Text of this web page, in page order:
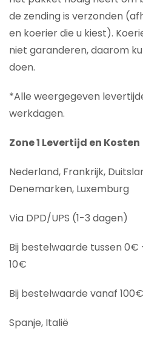
de zending is verzonden
en koerier die u kiest).
niet garanderen, daarom
doen.
*Alle weergegeven
werkdagen.
Zone 1 Levertijd en Kosten
Nederland, Frankrijk,
Denemarken, Luxemburg
Via DPD/UPS (1-3 dagen)
Bij bestelwaarde tussen
10€
Bij bestelwaarde vanaf
Spanje, Italië